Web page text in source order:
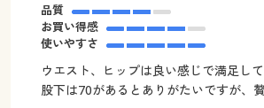
品質
お買い得感
使いやすさ
ウエスト、ヒップは良い感じで満足して
股下は70があるとありがたいですが、贅